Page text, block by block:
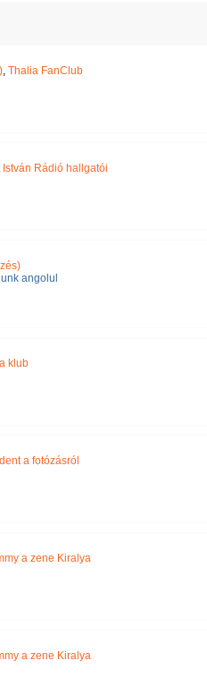
, Thalia FanClub
István Rádió hallgatói
angolul
klub
a fotózásról
a zene Kiralya
a zene Kiralya